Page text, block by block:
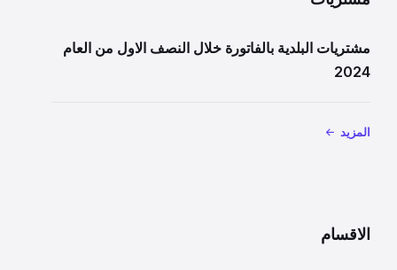
مشتريات البلدية بالفاتورة خلال النصف الاول من العام
2024
المزيد
الاقسام